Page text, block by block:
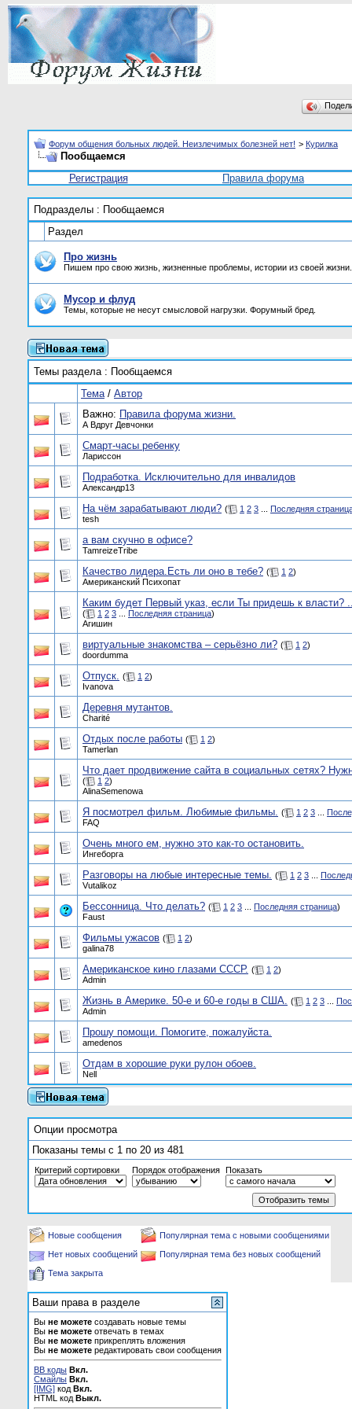
Форум общения больных людей. Неизлечимых болезней нет! > Курилка
Пообщаемся
Регистрация
Правила форума
Подразделы : Пообщаемся
Раздел
Про жизнь
Пишем про свою жизнь, жизненные проблемы, истории из своей жизни.
Мусор и флуд
Темы, которые не несут смысловой нагрузки. Форумный бред.
Темы раздела: Пообщаемся
Тема/ Автор
Важно: Правила форума жизни.
А Вдруг Девчонки
Смарт-часы ребенку
Лариссон
Подработка. Исключительно для инвалидов
Александр13
На чём зарабатывают люди? ( 1 2 3
Последняя
tesh
а вам скучно в офисе?
TamreizeTribe
Качество лидера.Есть ли оно в тебе? ( 1 2)
Американский Психопат
Каким будет Первый указ, если Ты придешь к власти?
( 1 2 3 Последняя страница)
Агишин
виртуальные знакомства – серьёзно ли? ( 1 2)
doordumma
Отпуск. ( 1 2)
Ivanova
Деревня мутантов.
Charité
Отдых после работы ( 1 2)
Tamerlan
Что дает продвижение сайта в социальных сетях?
( 1 2)
AlinaSemenowa
Я посмотрел фильм. Любимые фильмы. ( 1 2 3
FAQ
Очень много ем, нужно это как-то остановить.
Ингеборга
Разговоры на любые интересные темы. ( 1 2 3
Vutalikoz
Бессонница. Что делать? ( 1 2 3 Последняя страница)
Faust
Фильмы ужасов ( 1 2)
galina78
Американское кино глазами СССР. ( 1 2)
Admin
Жизнь в Америке. 50-е и 60-е годы в США. ( 1 2 3
Admin
Прошу помощи. Помогите, пожалуйста.
amedenos
Отдам в хорошие руки рулон обоев.
Nell
Опции просмотра
Показаны темы с 1 по 20 из 481
Критерий сортировки Порядок отображения Показать
Новые сообщения
Популярная тема с новыми сообщениями
Нет новых сообщений
Популярная тема без новых сообщений
Тема закрыта
Ваши права в разделе
Вы не можете создавать новые темы
Вы не можете отвечать в темах
Вы не можете прикреплять вложения
Вы не можете редактировать свои сообщения
BB коды Вкл.
Смайлы Вкл.
[IMG] код Вкл.
HTML код Выкл.